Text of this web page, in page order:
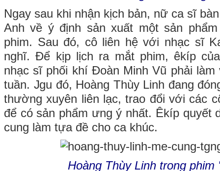
Ngay sau khi nhận kịch bản, nữ ca sĩ
Anh về ý định sản xuất một sản
phim. Sau đó, cô liên hệ với nhạc sĩ
nghĩ. Để kịp lịch ra mắt phim, êkíp
nhạc sĩ phối khí Đoàn Minh Vũ phải làm
tuần. Jgu đó, Hoàng Thùy Linh đang
thường xuyên liên lạc, trao đổi với các
để có sản phẩm ưng ý nhất. Êkíp quyết
cung làm tựa đề cho ca khúc.
Hoàng Thùy Linh trong phim